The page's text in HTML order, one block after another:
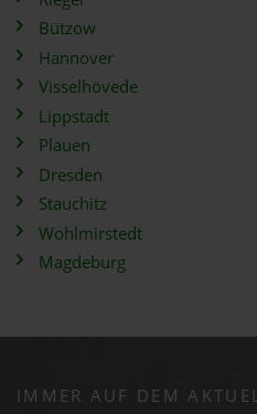
Bützow
Hannover
Visselhövede
Lippstadt
Plauen
Dresden
Stauchitz
Wohlmirstedt
Magdeburg
IMMER AUF DEM